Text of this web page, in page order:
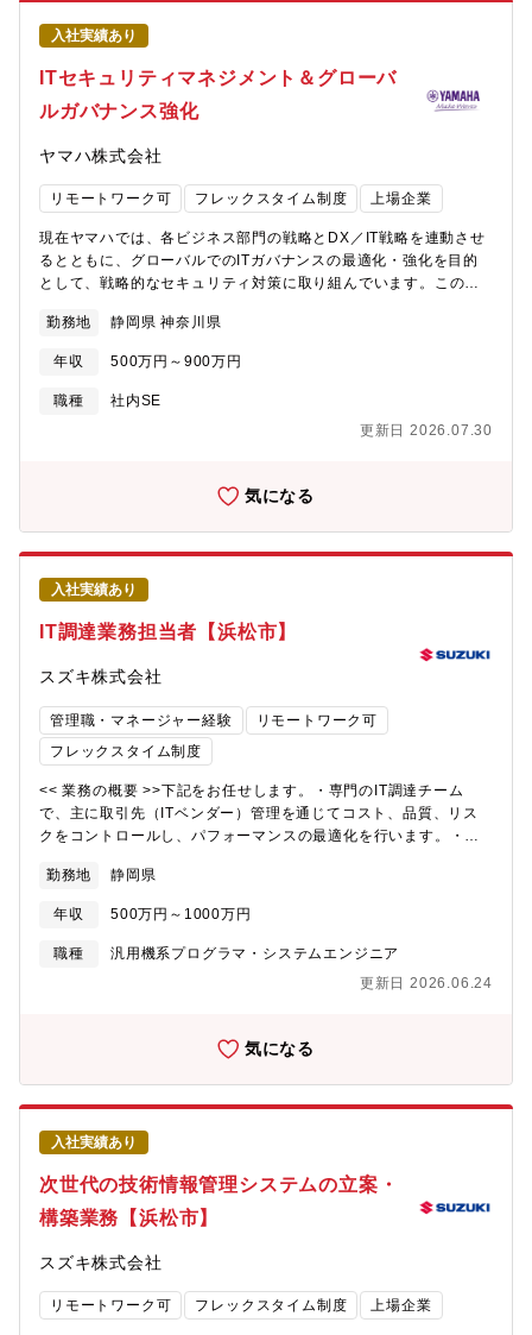
接貢献することで大きなやりがいを感じることができます。※具
体的な業務・プロジェクト例・次世代新工場建設に必要なITイン
フラ構築プロジェクトのマネジメント更地に工場を建築する際に
必要な構内やインターネット等のネットワーク構築を現地の建築
業者等と計画し、完成まで進捗管理します。・デジタルワークプ
理、運用スマホやVDI等を利用し社員がどこからでも業務ができる
ように、必要なIDの連携や業務に必要なデジタルツールの選定・
運用を行います。・クラウド活用やセキュリティ強化など、ITイ
もの以外にも今後必要なサービスを選定し、導入・運用を担当し
ます。オンプレミスでは、社員のユーザアカウント管理、Oracle
等の仮想サーバや社内LAN、WANといった業務継続に必要なITイ
ンフラを運用します。【部門のミッション、ビジョン】ビジョ
して効率的に行動できるIT組織となる・お客様に革新的なソリュ
る。・”One fact One place"でデータを一元管理し、適切なテク
ノロジーを活用してデータに基づく意思決定を支援する。・グロ
部 IT基盤部IT本部は、IT基盤部、デジタルエンジニアリング部、
プンな雰囲気の組織で、キャリア採用入社者（主にSIer等からの
ャレンジする人を応援する組織風土があります。・配属拠点：本
社・フレックス適用あり。都合や体調に合わせて、調整できま
す。・就業時間：フレキシブルタイム 6:30～22:00（標準労働時
用実態としては、毎日出社する人や１ヶ月に１度出社する人等、
様々です。【キャリアプラン】将来的には、約30名の組織におけ
るグループ長業務をお任せします。・予算計画を含む部門計画の
策定・所属員（係長）の目標設定、四半期毎の評価面談・取引先
（主に協業パートナー会社）との契約などの事務処理手続き等
【役職】管理職から、部門長へとキャリアアップすることができ
してIT部門を立ち上げられます。【環境】 基本は本社勤務です。
希望により、海外駐在にもチャレンジすることができます。部内
駐在実績拠点：インド、インドネシア、ハンガリーなど【入社後
の教育体制/フォロー体制】OJTで業務の立ち上がりをサポートし
くことも可能です。その他、以下のような研修・教育が
入社実績あり
ITセキュリティマネジメント＆グローバ
ルガバナンス強化
ヤマハ株式会社
リモートワーク可 フレックスタイム制度 上場企業
現在ヤマハでは、各ビジネス部門の戦略とDX／IT戦略を連動させ
るとともに、グローバルでのITガバナンスの最適化・強化を目的
として、戦略的なセキュリティ対策に取り組んでいます。この戦
ング、階層別のセキュリティ教育、インシデントの迅速な把握と
速やかで円滑な対応など、多岐にわたる取り組みとして企画・推
進する必要があります。本ポジションは、これらの施策を中核と
なって牽引するリーダーとして、戦略立案から実行推進までを担
セキュリティレベルの底上げとガバナンス強化を実現していただ
化および着実な推進に向けて、外部からの知見や経験を積極的に
取り入れるべく、リーダーシップを発揮し即戦力として活躍でき
る人材を採用することとしました。【業務内容】サイバーセキュ
リティリスクを戦略的に下げるため、セキュリティマネジメント
領域において、以下の業務をリーダーとして実施頂くことを想定
しています。・グローバルセキュリティマネジメントの統括・推
進 ー国内外のグループ会社を対象としたセキュリティマネジ
メント体制を統括し、関連組織をリードしながら、グローバル横
断での施策の整合性確保および実行推進。・グループ全体のIT規
程遵守状況のモニタリングおよびリスクマネジメント ー情報
システム部が定めるグループIT規程を基準として、グループ各社
の遵守状況を確認・分析を行い、潜在的なセキュリティリスクの
特定および評価の実施。あわせて、リスク低減に向けた改善方針
の策定および各社への是正指示・フォローの実施。・グローバル
でのセキュリティ教育の企画・実行 ー従業員のITセキュリテ
ィリテラシー向上を目的に、階層や役割に応じた教育プログラム
を企画・設計し、グローバルでの展開および定着化の推進。【役
割】・リーダシップを発揮して業務を推進しつつ、チームメンバ
勤務地 静岡県 神奈川県
年収 500万円～900万円
職種
社内SE
更新日 2026.07.30
気になる
入社実績あり
IT調達業務担当者【浜松市】
スズキ株式会社
管理職・マネージャー経験
リモートワーク可
フレックスタイム制度
<< 業務の概要 >>下記をお任せします。・専門のIT調達チーム
で、主に取引先（ITベンダー）管理を通じてコスト、品質、リス
クをコントロールし、パフォーマンスの最適化を行います。・ス
減を図ります。（新設の業務となります）【具体的には】〇IT調
達およびITベンダー管理・評価のための標準帳票、仕組み・ルー
ルづくり〇ベンダーとの交渉・契約〇グローバルでのIT調達プロ
セスの標準化〇インド子会社と協業を通じた最適なグローバル調
クラウドを中心としたライセンス調達に係るコストが、その多く
組織として戦略的にコスト低減を進めることが喫緊の課題となっ
ています。効率的な調達プロセスの確立、グローバルでの購買集
約などを通じて、主要取引先の絞り込み、ライセンス調達コスト
の徹底的な低減を行います。ついては専門組織立ち上げから戦力
策定、運用を担う人材が必要です。<< 部門のミッション >>・毎
年2％以上のIT調達コストの削減・グローバルベンダと共に成長で
きる良好な関係の構築<< 配属部署 >>・配属される部門名称：IT
本部 IT基盤部・配属拠点：浜松駅北オフィス・フレックス適
用：有・就業時間：フレキシブルタイム 6:30～22:00（標準労働
の教育体制 >>・OJTで弊社及びインド子会社の調達プロセスを実
践・見積交渉力強化講座、プロジェクト調達マネジメント実践
（JUAS）などへの派遣<< キャリアプラン >>【役職】係長、管理
勤務地 静岡県
年収 500万円～1000万円
職種
汎用機系プログラマ・システムエンジニア
更新日 2026.06.24
気になる
入社実績あり
次世代の技術情報管理システムの立案・
構築業務【浜松市】
スズキ株式会社
リモートワーク可 フレックスタイム制度 上場企業